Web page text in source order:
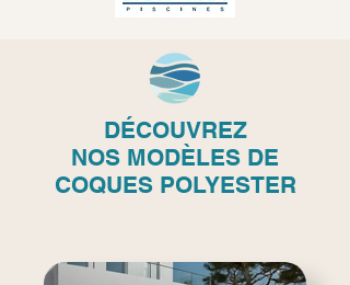
DÉCOUVREZ
NOS MODÈLES DE
COQUES POLYESTER